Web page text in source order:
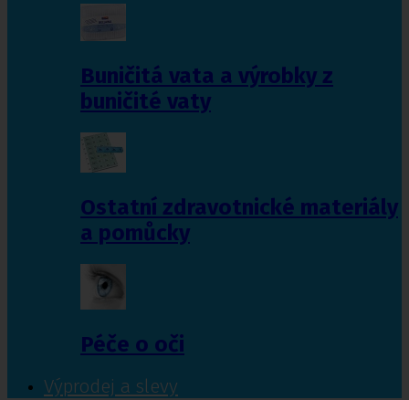
Buničitá vata a výrobky z
buničité vaty
Ostatní zdravotnické materiály
a pomůcky
Péče o oči
Výprodej a slevy